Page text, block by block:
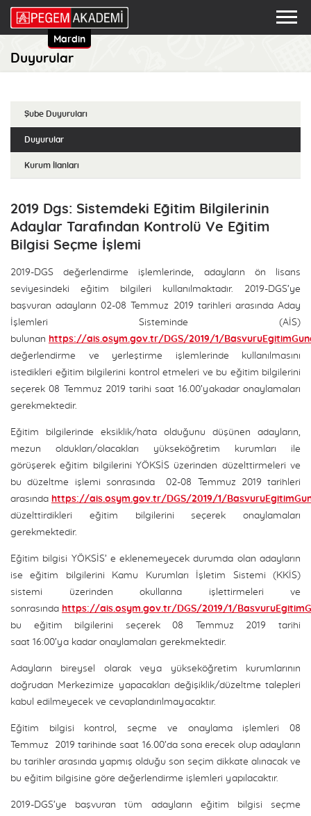
Mardin
Duyurular
Şube Duyuruları
Duyurular
Kurum İlanları
2019 Dgs: Sistemdeki Eğitim Bilgilerinin
Adaylar Tarafından Kontrolü Ve Eğitim
Bilgisi Seçme İşlemi
2019-DGS değerlendirme işlemlerinde, adayların ön lisans
seviyesindeki eğitim bilgileri kullanılmaktadır. 2019-DGS’ye
başvuran adayların 02-08 Temmuz 2019 tarihleri arasında Aday
İşlemleri Sisteminde (AİS)
bulunan https://ais.osym.gov.tr/DGS/2019/1/
değerlendirme ve yerleştirme işlemlerinde kullanılmasını
istedikleri eğitim bilgilerini kontrol etmeleri ve bu eğitim bilgilerini
seçerek 08 Temmuz 2019 tarihi saat 16.00’yakadar onaylamaları
gerekmektedir.
Eğitim bilgilerinde eksiklik/hata olduğunu düşünen adayların,
mezun oldukları/olacakları yükseköğretim kurumları ile
görüşerek eğitim bilgilerini YÖKSİS üzerinden düzelttirmeleri ve
bu düzeltme işlemi sonrasında 02-08 Temmuz 2019 tarihleri
arasında https://ais.osym.gov.tr/DGS/2019/1/
düzelttirdikleri eğitim bilgilerini seçerek onaylamaları
gerekmektedir.
Eğitim bilgisi YÖKSİS’ e eklenemeyecek durumda olan adayların
ise eğitim bilgilerini Kamu Kurumları İşletim Sistemi (KKİS)
sistemi üzerinden okullarına işlettirmeleri ve
sonrasında https://ais.osym.gov.tr/DGS/2019/1/
bu eğitim bilgilerini seçerek 08 Temmuz 2019 tarihi
saat 16:00’ya kadar onaylamaları gerekmektedir.
Adayların bireysel olarak veya yükseköğretim kurumlarının
doğrudan Merkezimize yapacakları değişiklik/düzeltme talepleri
kabul edilmeyecek ve cevaplandırılmayacaktır.
Eğitim bilgisi kontrol, seçme ve onaylama işlemleri 08
Temmuz 2019 tarihinde saat 16.00’da sona erecek olup adayların
bu tarihler arasında yapmış olduğu son seçim dikkate alınacak ve
bu eğitim bilgisine göre değerlendirme işlemleri yapılacaktır.
2019-DGS’ye başvuran tüm adayların eğitim bilgisi seçme